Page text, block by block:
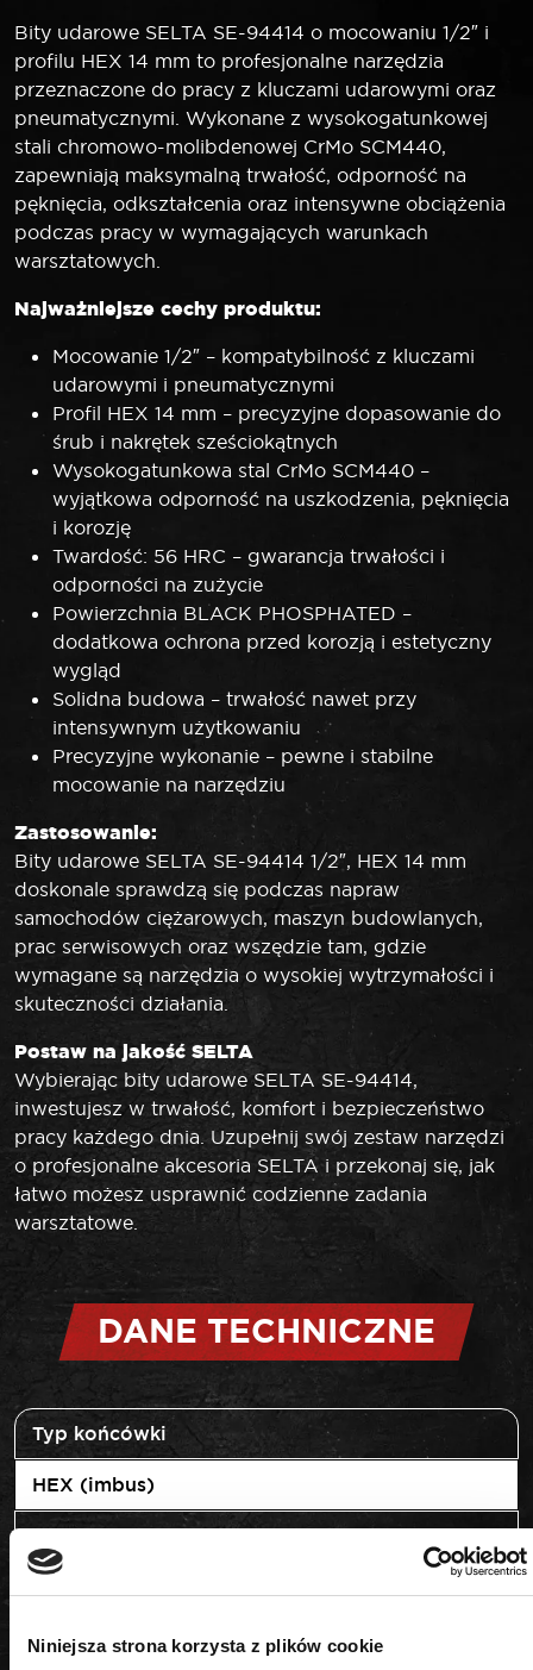
Niniejsza strona korzysta z plików cookie
Bity udarowe SELTA SE-94414 o mocowaniu 1/2″ i
profilu HEX 14 mm to profesjonalne narzędzia
przeznaczone do pracy z kluczami udarowymi oraz
pneumatycznymi. Wykonane z wysokogatunkowej
stali chromowo-molibdenowej CrMo SCM440,
zapewniają maksymalną trwałość, odporność na
pęknięcia, odkształcenia oraz intensywne obciążenia
podczas pracy w wymagających warunkach
warsztatowych.
Najważniejsze cechy produktu:
Mocowanie 1/2″ – kompatybilność z kluczami
udarowymi i pneumatycznymi
Profil HEX 14 mm – precyzyjne dopasowanie do
śrub i nakrętek sześciokątnych
Wysokogatunkowa stal CrMo SCM440 –
wyjątkowa odporność na uszkodzenia, pęknięcia
i korozję
Twardość: 56 HRC – gwarancja trwałości i
odporności na zużycie
Powierzchnia BLACK PHOSPHATED –
dodatkowa ochrona przed korozją i estetyczny
wygląd
Solidna budowa – trwałość nawet przy
intensywnym użytkowaniu
Precyzyjne wykonanie – pewne i stabilne
mocowanie na narzędziu
Zastosowanie:
Bity udarowe SELTA SE-94414 1/2″, HEX 14 mm
doskonale sprawdzą się podczas napraw
samochodów ciężarowych, maszyn budowlanych,
prac serwisowych oraz wszędzie tam, gdzie
wymagane są narzędzia o wysokiej wytrzymałości i
skuteczności działania.
Postaw na jakość SELTA
Wybierając bity udarowe SELTA SE-94414,
inwestujesz w trwałość, komfort i bezpieczeństwo
pracy każdego dnia. Uzupełnij swój zestaw narzędzi
o profesjonalne akcesoria SELTA i przekonaj się, jak
łatwo możesz usprawnić codzienne zadania
warsztatowe.
DANE TECHNICZNE
Typ końcówki
HEX (imbus)
Napęd
Rozmiar